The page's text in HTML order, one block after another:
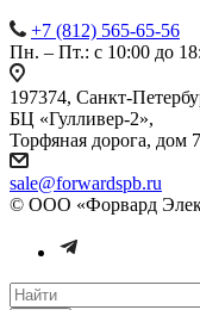
+7 (812) 565-65-56
Пн. – Пт.: с 10:00 до
197374, Санкт-
БЦ «Гулливер-2»,
Торфяная дорога,
sale@forwardspb.ru
© ООО «Форвард